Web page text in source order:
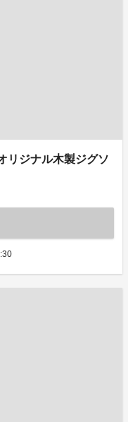
リジナル木製ジグソ